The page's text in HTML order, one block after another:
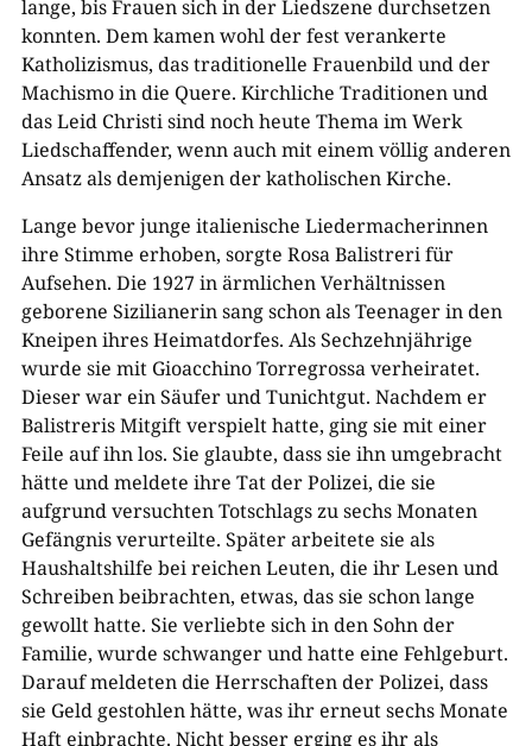
lange, bis Frauen sich in der Liedszene durchsetzen
konnten. Dem kamen wohl der fest verankerte
Katholizismus, das traditionelle Frauenbild und der
Machismo in die Quere. Kirchliche Traditionen und
das Leid Christi sind noch heute Thema im Werk
Liedschaffender, wenn auch mit einem völlig anderen
Ansatz als demjenigen der katholischen Kirche.
Lange bevor junge italienische Liedermacherinnen
ihre Stimme erhoben, sorgte Rosa Balistreri für
Aufsehen. Die 1927 in ärmlichen Verhältnissen
geborene Sizilianerin sang schon als Teenager in den
Kneipen ihres Heimatdorfes. Als Sechzehnjährige
wurde sie mit Gioacchino Torregrossa verheiratet.
Dieser war ein Säufer und Tunichtgut. Nachdem er
Balistreris Mitgift verspielt hatte, ging sie mit einer
Feile auf ihn los. Sie glaubte, dass sie ihn umgebracht
hätte und meldete ihre Tat der Polizei, die sie
aufgrund versuchten Totschlags zu sechs Monaten
Gefängnis verurteilte. Später arbeitete sie als
Haushaltshilfe bei reichen Leuten, die ihr Lesen und
Schreiben beibrachten, etwas, das sie schon lange
gewollt hatte. Sie verliebte sich in den Sohn der
Familie, wurde schwanger und hatte eine Fehlgeburt.
Darauf meldeten die Herrschaften der Polizei, dass
sie Geld gestohlen hätte, was ihr erneut sechs Monate
Haft einbrachte. Nicht besser erging es ihr als